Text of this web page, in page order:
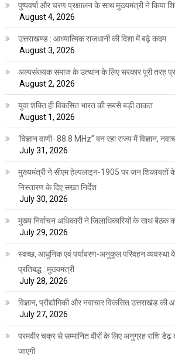
पुष्पवर्षा और चरण प्रक्षालन के साथ मुख्यमंत्री ने किया
August 4, 2026
उत्तराखण्ड : आध्यात्मिक राजधानी की दिशा में बढ़े कदम
August 3, 2026
अल्पसंख्यक समाज के उत्थान के लिए सरकार पूरी तरह
August 2, 2026
युवा शक्ति ही विकसित भारत की सबसे बड़ी ताकत
August 1, 2026
‘विज्ञान वाणी- 88.8 MHz” बन रहा राज्य में विज्ञान,
July 31, 2026
मुख्यमंत्री ने सीएम हेल्पलाइन-1905 पर जन शिकायतों के
निस्तारण के दिए सख्त निर्देश
July 30, 2026
मुख्य निर्वाचन अधिकारी ने जिलाधिकारियों के साथ बैठक
July 29, 2026
स्वच्छ, आधुनिक एवं पर्यावरण-अनुकूल परिवहन व्यवस्था के
प्रतिबद्ध : मुख्यमंत्री
July 28, 2026
विज्ञान, प्रौद्योगिकी और नवाचार विकसित उत्तराखंड की
July 27, 2026
परमवीर चक्र से सम्मानित वीरों के लिए अनुग्रह राशि
जाएगी